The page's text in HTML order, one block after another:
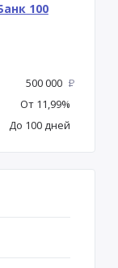
100
500 000 Р
От 11,99%
До 100 дней